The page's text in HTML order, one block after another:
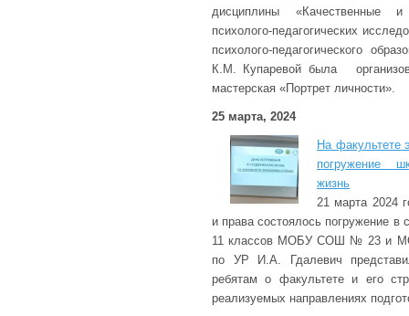
дисциплины «Качественные и
психолого-педагогических
психолого-педагогического
К.М. Купаревой была
мастерская «Портрет личности».
25 марта, 2024
На факультете
погружение
жизнь
21 марта 2024
и права состоялось погружение
11 классов МОБУ СОШ № 23 и
по УР И.А. Гдалевич
ребятам о факультете и его
реализуемых направлениях